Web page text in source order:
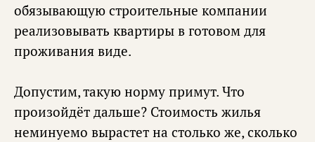
обязывающую строительные компании
реализовывать квартиры в готовом для
проживания виде.
Допустим, такую норму примут. Что
произойдёт дальше? Стоимость жилья
неминуемо вырастет на столько же, сколько